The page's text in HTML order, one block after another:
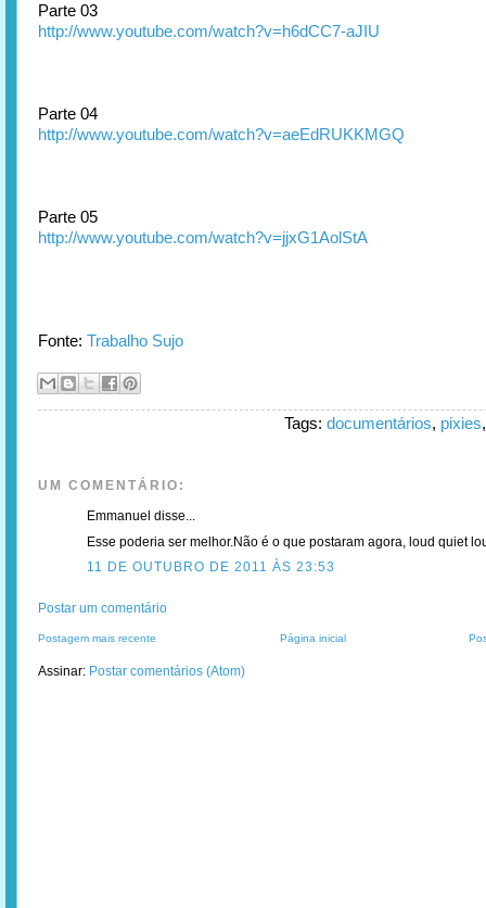
Parte 03
http://www.youtube.com/watch?v=h6dCC7-aJIU
Parte 04
http://www.youtube.com/watch?v=aeEdRUKKMGQ
Parte 05
http://www.youtube.com/watch?v=jjxG1AolStA
Fonte: Trabalho Sujo
Tags: documentários, pixies
UM COMENTÁRIO:
Emmanuel disse...
Esse poderia ser melhor.Não é o que postaram agora, loud quiet
11 DE OUTUBRO DE 2011 ÀS 23:53
Postar um comentário
Postagem mais recente Página inicial
Assinar: Postar comentários (Atom)